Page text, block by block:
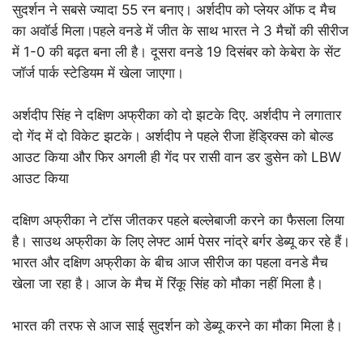
सुदर्शन ने सबसे ज्यादा 55 रन बनाए। अर्शदीप को प्लेयर ऑफ द मैच
का अवॉर्ड मिला।पहले वनडे में जीत के साथ भारत ने 3 मैचों की सीरीज
में 1-0 की बढ़त बना ली है। दूसरा वनडे 19 दिसंबर को केबेरा के सेंट
जॉर्ज पार्क स्टेडियम में खेला जाएगा।
अर्शदीप सिंह ने दक्षिण अफ्रीका को दो झटके दिए. अर्शदीप ने लगातार
दो गेंद में दो विकेट झटके। अर्शदीप ने पहले रीजा हेंड्रिक्स को बोल्ड
आउट किया और फिर अगली ही गेंद पर रासी वान डर डुसेन को LBW
आउट किया
दक्षिण अफ्रीका ने टॉस जीतकर पहले बल्लेबाजी करने का फैसला लिया
है। साउथ अफ्रीका के लिए लेफ्ट आर्म पेसर नांद्रे बर्गर डेब्यू कर रहे हैं।
भारत और दक्षिण अफ्रीका के बीच आज सीरीज का पहला वनडे मैच
खेला जा रहा है। आज के मैच में रिंकू सिंह को मौका नहीं मिला है।
भारत की तरफ से आज साई सुदर्शन को डेब्यू करने का मौका मिला है।